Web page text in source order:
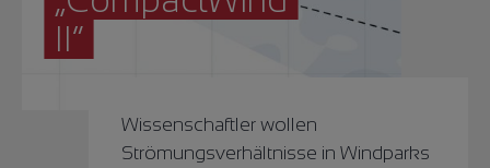
II“
Wissenschaftler wollen
Strömungsverhältnisse in Windparks